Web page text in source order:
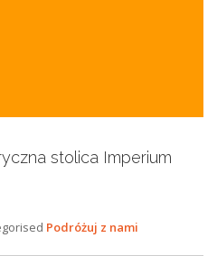
stolica Imperium
Podróżuj z nami